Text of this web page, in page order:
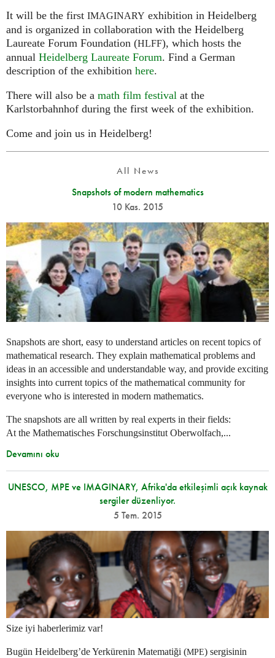
It will be the first IMAGINARY exhibition in Heidelberg
and is organized in collaboration with the Heidelberg
Laureate Forum Foundation (HLFF), which hosts the
annual Heidelberg Laureate Forum. Find a German
description of the exhibition here.
There will also be a math film festival at the
Karlstorbahnhof during the first week of the exhibition.
Come and join us in Heidelberg!
All News
Snapshots of modern mathematics
10 Kas. 2015
Snapshots are short, easy to understand articles on recent topics of
mathematical research. They explain mathematical problems and
ideas in an accessible and understandable way, and provide exciting
insights into current topics of the mathematical community for
everyone who is interested in modern mathematics.
The snapshots are all written by real experts in their fields:
At the Mathematisches Forschungsinstitut Oberwolfach,...
Devamını oku
UNESCO, MPE ve IMAGINARY, Afrika'da etkileşimli açık kaynak
sergiler düzenliyor.
5 Tem. 2015
Size iyi haberlerimiz var!
Bugün Heidelberg’de Yerkürenin Matematiği (MPE) sergisinin